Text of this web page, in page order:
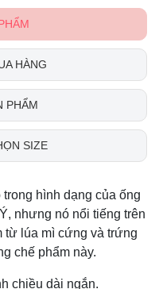
HÀNG
PHẨM
SIZE
hình dạng của ống
nhưng nó nổi tiếng trên
từ lúa mì cứng và trứng
chế phẩm này.
chiều dài ngắn.